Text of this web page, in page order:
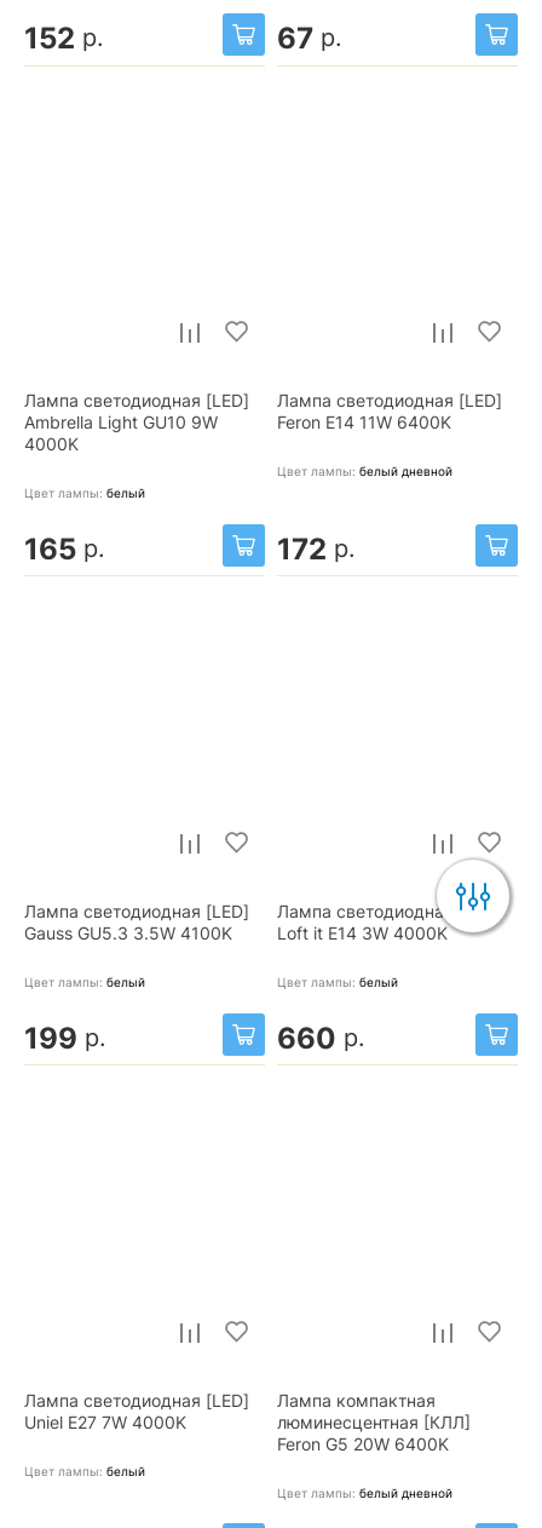
152 р. 67 р.
Лампа светодиодная [LED]
Ambrella Light GU10 9W
4000K
Цвет лампы: белый
165 р.
Лампа светодиодная [LED]
Feron E14 11W 6400K
Цвет лампы: белый дневной
172 р.
Лампа светодиодная [LED]
Gauss GU5.3 3.5W 4100K
Цвет лампы: белый
199 р.
Лампа светодиодная [LED]
Loft it E14 3W 4000K
Цвет лампы: белый
660 р.
Лампа светодиодная [LED]
Uniel E27 7W 4000K
Цвет лампы: белый
Лампа компактная
люминесцентная [КЛЛ]
Feron G5 20W 6400K
Цвет лампы: белый дневной